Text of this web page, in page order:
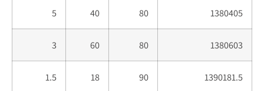
1380405
80
40
5
1380603
80
60
3
1390181.5
90
18
1.5